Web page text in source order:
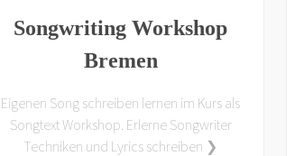
Songwriting Workshop
Bremen
Eigenen Song schreiben lernen im Kurs als
Songtext Workshop. Erlerne Songwriter
Techniken und Lyrics schreiben ❯